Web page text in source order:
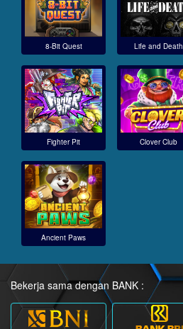
8-Bit Quest Life and Death
Fighter Pit Clover Club
Ancient Paws
Bekerja sama dengan BANK :